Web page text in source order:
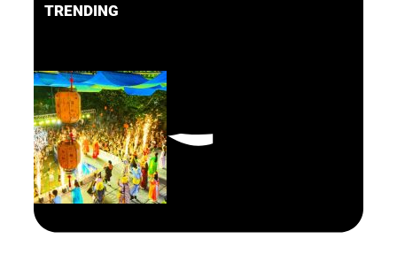
FACEBOOK
PINTEREST
TWITTER
TRENDING